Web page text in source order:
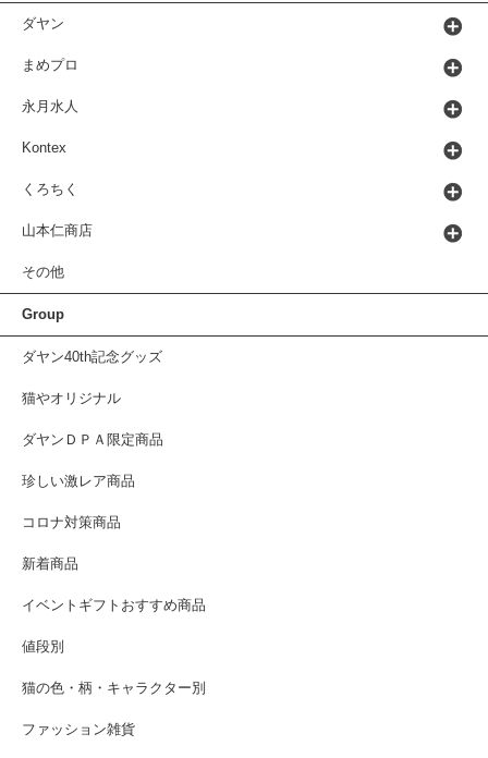
ダヤン
まめプロ
永月水人
Kontex
くろちく
山本仁商店
その他
Group
ダヤン40th記念グッズ
猫やオリジナル
ダヤンＤＰＡ限定商品
珍しい激レア商品
コロナ対策商品
新着商品
イベントギフトおすすめ商品
値段別
猫の色・柄・キャラクター別
ファッション雑貨